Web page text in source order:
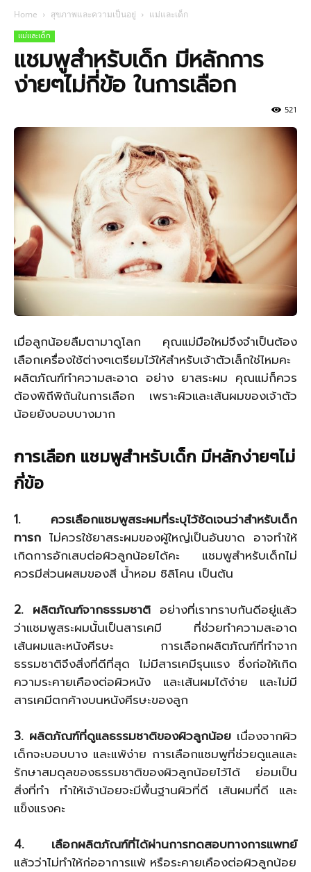
Home สุขภาพและความเป็นอยู่ แม่และเด็ก
แม่และเด็ก
แชมพูสำหรับเด็ก มีหลักการ
ง่ายๆไม่กี่ข้อ ในการเลือก
521
เมื่อลูกน้อยลืมตามาดูโลก คุณแม่มือใหม่จึงจำเป็นต้อง
เลือกเครื่องใช้ต่างๆเตรียมไว้ให้สำหรับเจ้าตัวเล็กใช่ไหมคะ
ผลิตภัณฑ์ทำความสะอาด อย่าง ยาสระผม คุณแม่ก็ควร
ต้องพิถีพิถันในการเลือก เพราะผิวและเส้นผมของเจ้าตัว
น้อยยังบอบบางมาก
การเลือก แชมพูสำหรับเด็ก มีหลักง่ายๆไม่
กี่ข้อ
1. ควรเลือกแชมพูสระผมที่ระบุไว้ชัดเจนว่าสำหรับเด็ก
ทารก ไม่ควรใช้ยาสระผมของผู้ใหญ่เป็นอันขาด อาจทำให้
เกิดการอักเสบต่อผิวลูกน้อยได้คะ แชมพูสำหรับเด็กไม่
ควรมีส่วนผสมของสี น้ำหอม ซิลิโคน เป็นต้น
2. ผลิตภัณฑ์จากธรรมชาติ อย่างที่เราทราบกันดีอยู่แล้ว
ว่าแชมพูสระผมนั้นเป็นสารเคมี ที่ช่วยทำความสะอาด
เส้นผมและหนังศีรษะ การเลือกผลิตภัณฑ์ที่ทำจาก
ธรรมชาติจึงสิ่งที่ดีที่สุด ไม่มีสารเคมีรุนแรง ซึ่งก่อให้เกิด
ความระคายเคืองต่อผิวหนัง และเส้นผมได้ง่าย และไม่มี
สารเคมีตกค้างบนหนังศีรษะของลูก
3. ผลิตภัณฑ์ที่ดูแลธรรมชาติของผิวลูกน้อย เนื่องจากผิว
เด็กจะบอบบาง และแพ้ง่าย การเลือกแชมพูที่ช่วยดูแลและ
รักษาสมดุลของธรรมชาติของผิวลูกน้อยไว้ได้ ย่อมเป็น
สิ่งที่ทำ ทำให้เจ้าน้อยจะมีพื้นฐานผิวที่ดี เส้นผมที่ดี และ
แข็งแรงคะ
4. เลือกผลิตภัณฑ์ที่ได้ผ่านการทดสอบทางการแพทย์
แล้วว่าไม่ทำให้ก่ออาการแพ้ หรือระคายเคืองต่อผิวลูกน้อย